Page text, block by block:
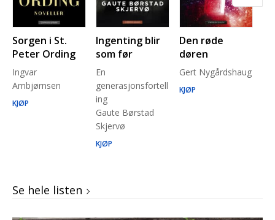
Sorgen i St.
Peter Ording
Ingvar
Ambjørnsen
KJØP
Ingenting blir
som før
En
generasjonsfortell
ing
Gaute Børstad
Skjervø
KJØP
Den røde
døren
Gert Nygårdshaug
KJØP
Se hele listen